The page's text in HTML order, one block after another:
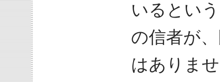
いるとい
の信者が
はありま